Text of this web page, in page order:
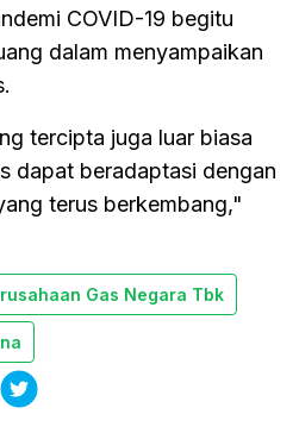
COVID-19 begitu
dalam menyampaikan
tercipta juga luar biasa
dapat beradaptasi dengan
terus berkembang,"
Gas Negara Tbk